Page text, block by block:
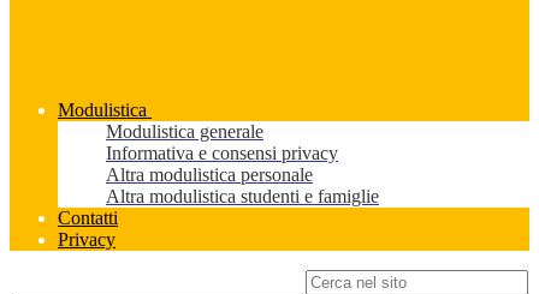
Modulistica
Modulistica generale
Informativa e consensi privacy
Altra modulistica personale
Altra modulistica studenti e famiglie
Contatti
Privacy